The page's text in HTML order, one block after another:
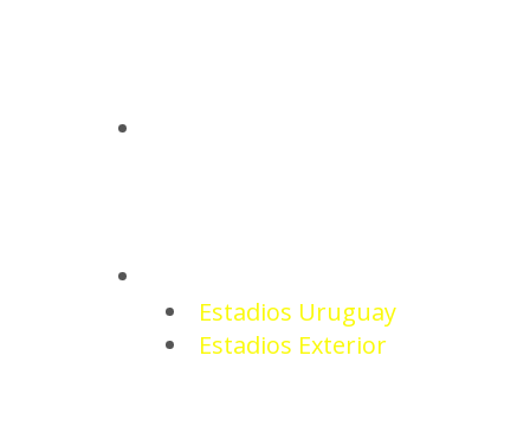
Estadios Uruguay
Estadios Exterior